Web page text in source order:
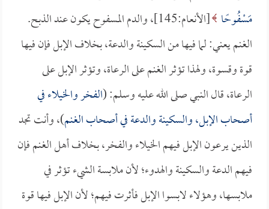
مَسْفُوحًا [الأنعام:145]، والدم المسفوح يكون عند الذبح.
الغنم يعني: لما فيها من السكينة والدعة، بخلاف الإبل فإن فيها
قوة وقسوة، ولهذا تؤثر الغنم على الرعاة، وتؤثر الإبل على
الرعاة، قال النبي صلى الله عليه وسلم: (الفخر والخيلاء في
أصحاب الإبل، والسكينة والدعة في أصحاب الغنم)، وأنت تجد
الذين يرعون الإبل فيهم الخيلاء والفخر، بخلاف أهل الغنم فإن
فيهم الدعة والسكينة والهدوء؛ لأن ملابسة الشيء تؤثر في
ملابسها، وهؤلاء لابسوا الإبل فأثرت فيهم؛ لأن الإبل فيها قوة